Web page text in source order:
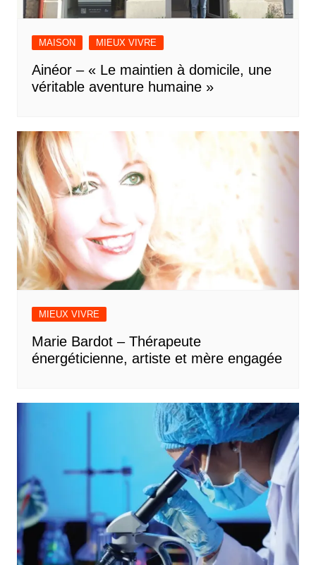
MAISON MIEUX VIVRE
Ainéor – « Le maintien à domicile, une
véritable aventure humaine »
MIEUX VIVRE
Marie Bardot – Thérapeute
énergéticienne, artiste et mère engagée